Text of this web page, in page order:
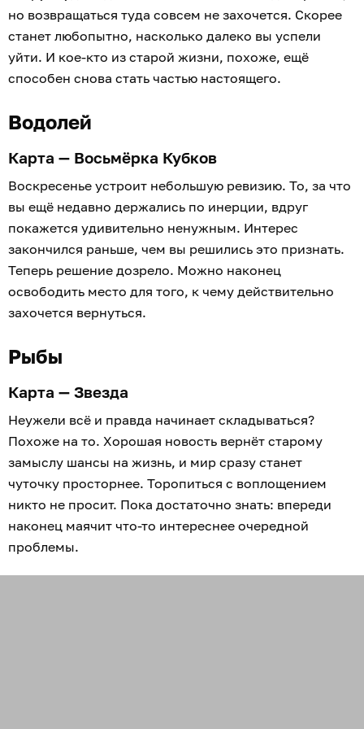
но возвращаться туда совсем не захочется. Скорее
станет любопытно, насколько далеко вы успели
уйти. И кое-кто из старой жизни, похоже, ещё
способен снова стать частью настоящего.
Водолей
Карта — Восьмёрка Кубков
Воскресенье устроит небольшую ревизию. То, за что
вы ещё недавно держались по инерции, вдруг
покажется удивительно ненужным. Интерес
закончился раньше, чем вы решились это признать.
Теперь решение дозрело. Можно наконец
освободить место для того, к чему действительно
захочется вернуться.
Рыбы
Карта — Звезда
Неужели всё и правда начинает складываться?
Похоже на то. Хорошая новость вернёт старому
замыслу шансы на жизнь, и мир сразу станет
чуточку просторнее. Торопиться с воплощением
никто не просит. Пока достаточно знать: впереди
наконец маячит что-то интереснее очередной
проблемы.